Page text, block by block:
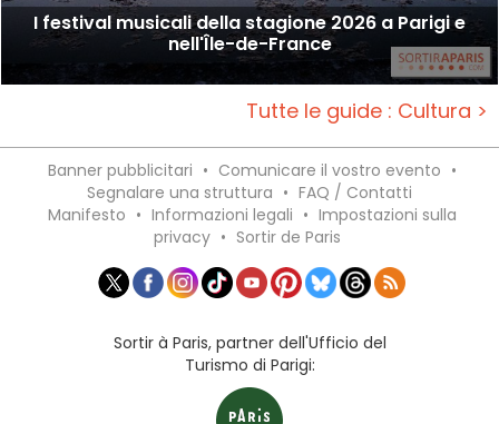
I festival musicali della stagione 2026 a Parigi e
nell'Île-de-France
Tutte le guide : Cultura >
Banner pubblicitari • Comunicare il vostro evento •
Segnalare una struttura • FAQ / Contatti
Manifesto • Informazioni legali • Impostazioni sulla
privacy • Sortir de Paris
Sortir à Paris, partner dell'Ufficio del
Turismo di Parigi: